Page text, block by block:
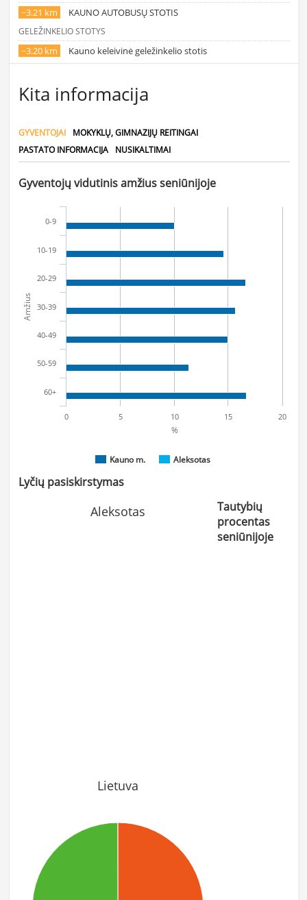
~3.21 km KAUNO AUTOBUSŲ STOTIS
GELEŽINKELIO STOTYS
~3.20 km Kauno keleivinė geležinkelio stotis
Kita informacija
GYVENTOJAI
MOKYKLŲ, GIMNAZIJŲ REITINGAI
PASTATO INFORMACIJA
NUSIKALTIMAI
Gyventojų vidutinis amžius seniūnijoje
Amžius
%
Kauno m. Aleksotas
0-9
10-19
20-29
30-39
40-49
50-59
60+
0 5 10 15 20
Lyčių pasiskirstymas
Aleksotas
Lietuva
Tautybių
procentas
seniūnijoje